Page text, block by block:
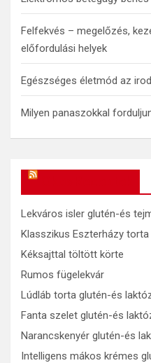
Felfekvés – megelőzés,
előfordulási helyek
Egészséges életmód az
Milyen panaszokkal
Lekváros isler glutén-és
Klasszikus Eszterházy
Kéksajttal töltött körte
Rumos fügelekvár
Lúdláb torta glutén-és
Fanta szelet glutén-és
Narancskenyér glutén-és
Intelligens mákos krémes